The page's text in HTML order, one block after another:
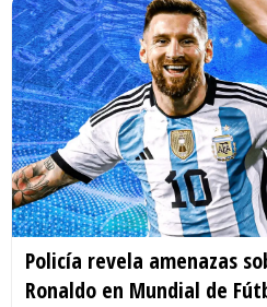
Policía revela amenazas
Ronaldo en Mundial de